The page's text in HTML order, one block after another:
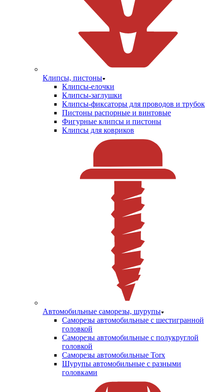
Клипсы, пистоны
Клипсы-елочки
Клипсы-заглушки
Клипсы-фиксаторы для проводов и трубок
Пистоны распорные и винтовые
Фигурные клипсы и пистоны
Клипсы для ковриков
Автомобильные саморезы, шурупы
Саморезы автомобильные с шестигранной
головкой
Саморезы автомобильные с полукруглой
головкой
Саморезы автомобильные Torx
Шурупы автомобильные с разными
головками